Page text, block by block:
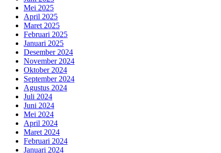
Mei 2025
April 2025
Maret 2025
Februari 2025
Januari 2025
Desember 2024
November 2024
Oktober 2024
September 2024
Agustus 2024
Juli 2024
Juni 2024
Mei 2024
April 2024
Maret 2024
Februari 2024
Januari 2024